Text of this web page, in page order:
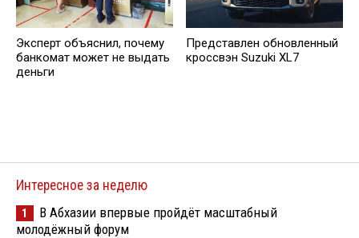
Эксперт oбъяснил, почему
банкомат может не выдать
деньги
Представлен обновленный
кроссвэн Suzuki XL7
Интересное за неделю
1
В Абхазии впервые пройдёт масштабный
молодёжный форум